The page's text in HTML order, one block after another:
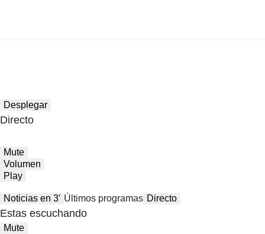
Desplegar
Directo
Mute
Volumen
Play
Noticias en 3′ Últimos programas Directo
Estas escuchando
Mute